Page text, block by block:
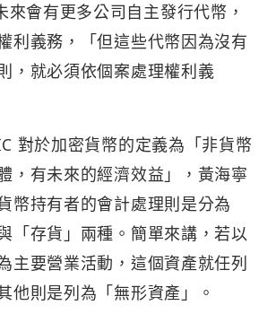
來會有更多公司自主發行代幣，
利義務，「但這些代幣因為沒有
，就必須依個案處理權利義
對於加密貨幣的定義為「非貨幣
，有未來的經濟效益」，黃海寧
幣持有者的會計處理則是分為
「存貨」兩種。簡單來講，若以
主要營業活動，這個資產就任列
他則是列為「無形資產」。